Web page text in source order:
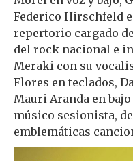
Federico Hirschfeld
repertorio cargado
del rock nacional e
Meraki con su
Flores en teclados,
Mauri Aranda en
músico sesionista,
emblemáticas